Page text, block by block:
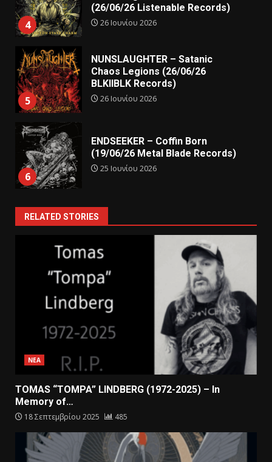
4
(26/06/26 Listenable Records)
26 Ιουνίου 2026
5
NUNSLAUGHTER – Satanic
Chaos Legions (26/06/26
BLKIIBLK Records)
26 Ιουνίου 2026
6
ENDSEEKER – Coffin Born
(19/06/26 Metal Blade Records)
25 Ιουνίου 2026
RELATED STORIES
ΝΕΑ
TOMAS “TOMPA” LINDBERG (1972-2025) – In
Memory of…
18 Σεπτεμβρίου 2025 485